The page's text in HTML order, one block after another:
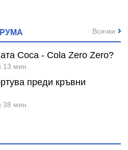
Coca - Cola Zero Zero?
13 мин.
преди кръвни
38 мин.
Всички